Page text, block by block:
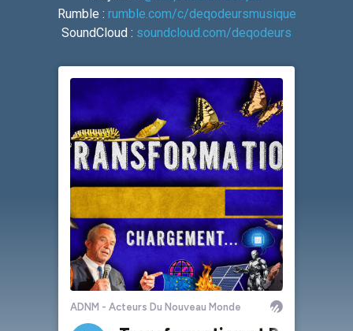
Rumble : rumble.com/c/deqodeursmusique
SoundCloud : soundcloud.com/deqodeurs